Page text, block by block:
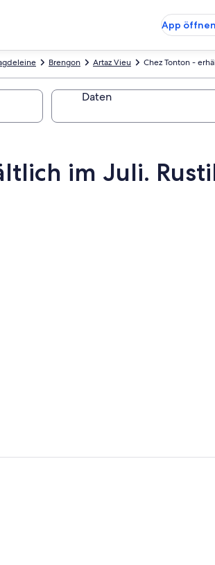
App öffnen
Chez Tonton -
Artaz Vieu
Brengon
Daten
im Juli.